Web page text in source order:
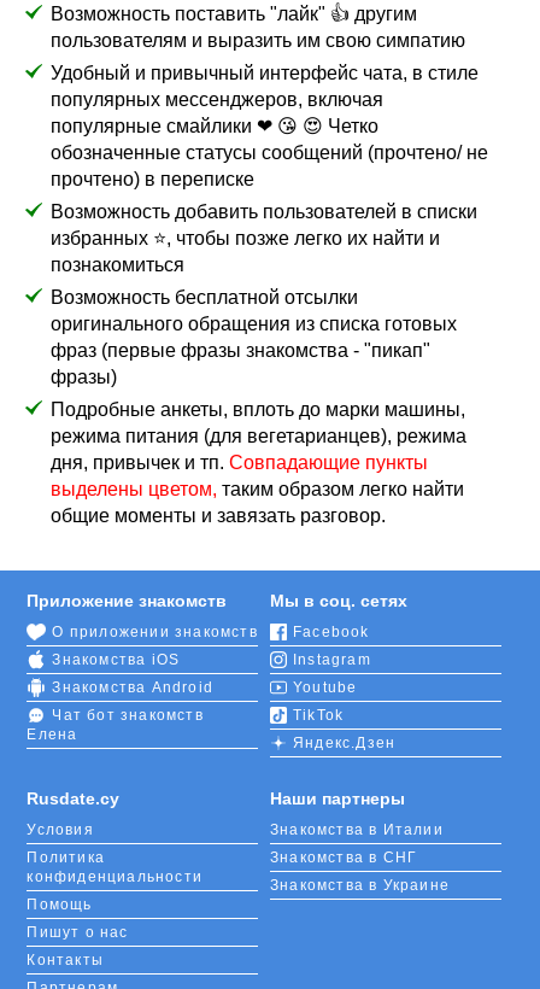
Возможность поставить "лайк" 👍 другим
пользователям и выразить им свою симпатию
Удобный и привычный интерфейс чата, в стиле
популярных мессенджеров, включая
популярные смайлики ❤ 😘 😍 Четко
обозначенные статусы сообщений (прочтено/ не
прочтено) в переписке
Возможность добавить пользователей в списки
избранных ⭐, чтобы позже легко их найти и
познакомиться
Возможность бесплатной отсылки
оригинального обращения из списка готовых
фраз (первые фразы знакомства - "пикап"
фразы)
Подробные анкеты, вплоть до марки машины,
режима питания (для вегетарианцев), режима
дня, привычек и тп.Совпадающие пункты
выделены цветом, таким образом легко найти
общие моменты и завязать разговор.
Rusdate.cy
Условия
Политика
конфиденциальности
Помощь
Пишут о нас
Контакты
Приложение знакомств
О приложении знакомств
Знакомства iOS
Знакомства Android
Чат бот знакомств
Елена
Мы в соц. сетях
Facebook
Instagram
Youtube
TikTok
Яндекс.Дзен
Наши партнеры
Знакомства в Италии
Знакомства в СНГ
Знакомства в Украине